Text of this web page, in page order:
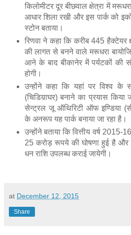
किलोमीटर दूर बीछवाल क्षेत्रा में
आधार शिला रखी और इस पार्क को
स्टोन बताया।
रिणवा ने कहा कि करीब 445 हैक्टेयर
की लागत से बनने वाले मरूधरा
आने के बाद बीकानेर में पर्यटकों की
होगी।
उन्होंने कहा कि यहां पर विश्व के
(चिडिय़ाघर) बनाने का प्रयास किया
सेन्ट्रल जू ऑथिरिटी ऑफ इण्डिया
के अनरूप यह पार्क बनाया जा रहा है।
उन्होंने बताया कि वित्तीय वर्ष
25 करोड़ रूपये की घोषणा हुई है
धन राशि उपलब्ध कराई जायेगी।
at December 12, 2015
Share